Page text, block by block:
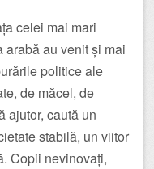
celei mai mari
au venit și mai
politice ale
de măcel, de
ajutor, caută un
stabilă, un viitor
Copii nevinovați,